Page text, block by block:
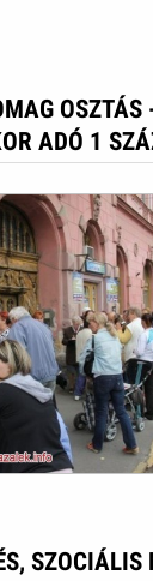
OSZTÁS
ADÓ 1
SZOCIÁLIS